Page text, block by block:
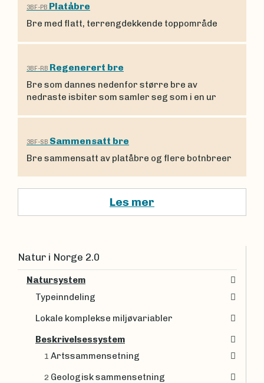
3BF-PB Platåbre
Bre med flatt, terrengdekkende toppområde
3BF-RB Regenerert bre
Bre som dannes nedenfor større bre av
nedraste isbiter som samler seg som i en ur
3BF-SB Sammensatt bre
Bre sammensatt av platåbre og flere botnbreer
Les mer
Natur i Norge 2.0
Natursystem
Typeinndeling
Lokale komplekse miljøvariabler
Beskrivelsessystem
1 Artssammensetning
2 Geologisk sammensetning